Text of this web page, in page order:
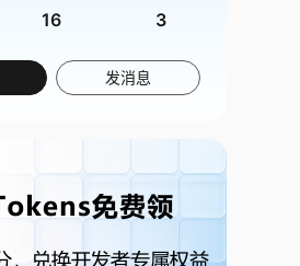
16 3
发消息